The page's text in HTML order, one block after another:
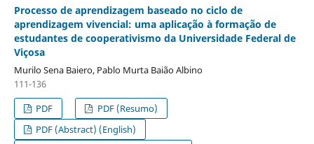
Processo de aprendizagem baseado no ciclo de
aprendizagem vivencial: uma aplicação à formação de
estudantes de cooperativismo da Universidade Federal de
Viçosa
Murilo Sena Baiero, Pablo Murta Baião Albino
111-136
PDF
PDF (Resumo)
PDF (Abstract) (English)